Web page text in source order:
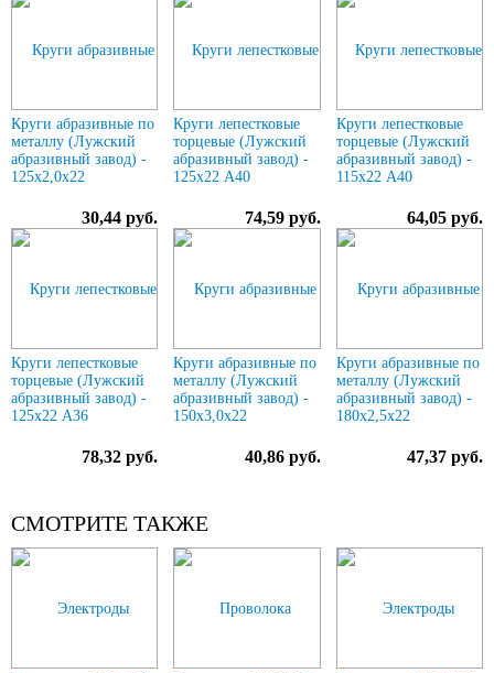
Круги абразивные по
металлу (Лужский
абразивный завод) -
125х2,0х22
30,44 руб.
Круги лепестковые
торцевые (Лужский
абразивный завод) -
125х22 А40
74,59 руб.
Круги лепестковые
торцевые (Лужский
абразивный завод) -
115х22 А40
64,05 руб.
Круги лепестковые
торцевые (Лужский
абразивный завод) -
125х22 А36
78,32 руб.
Круги абразивные по
металлу (Лужский
абразивный завод) -
150х3,0х22
40,86 руб.
Круги абразивные по
металлу (Лужский
абразивный завод) -
180х2,5х22
47,37 руб.
СМОТРИТЕ ТАКЖЕ